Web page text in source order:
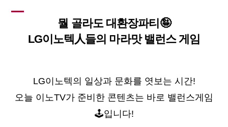
뭘 골라도 대환장파티 🤪
LG이노텍人들의 마라맛 밸런스 게임
LG이노텍의 일상과 문화를 엿보는 시간!
오늘 이노TV가 준비한 콘텐츠는 바로 밸런스게임
🕹입니다!